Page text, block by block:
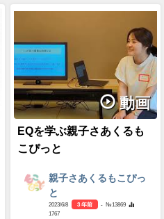
動画
EQを学ぶ親子さあくるも
こぴっと
親子さあくるもこぴっ
と
2023/6/8 3 年前
- №13869
1767